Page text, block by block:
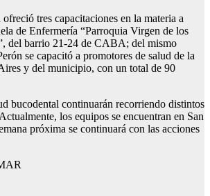
tres capacitaciones en la materia a
de Enfermería “Parroquia Virgen de los
del barrio 21-24 de CABA; del mismo
se capacitó a promotores de salud de la
y del municipio, con un total de 90
bucodental continuarán recorriendo distintos
los equipos se encuentran en San
próxima se continuará con las acciones